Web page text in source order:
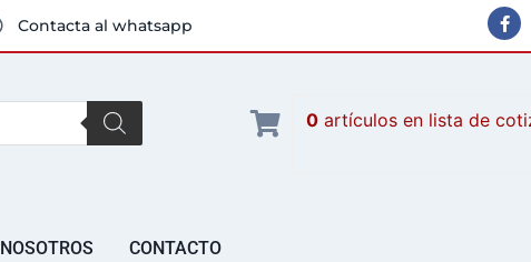
Contacta al whatsapp
0 artículos
NOSOTROS CONTACTO